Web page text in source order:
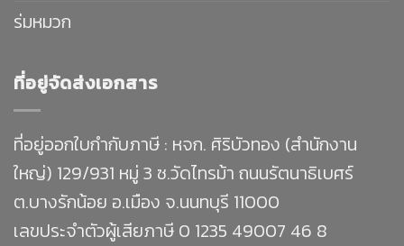
ร่มหมวก
ที่อยู่จัดส่งเอกสาร
ที่อยู่ออกใบกำกับภาษี : หจก. ศิริบัวทอง (สำนักงาน
ใหญ่) 129/931 หมู่ 3 ซ.วัดไทรม้า ถนนรัตนาธิเบศร์
ต.บางรักน้อย อ.เมือง จ.นนทบุรี 11000
เลขประจำตัวผู้เสียภาษี 0 1235 49007 46 8